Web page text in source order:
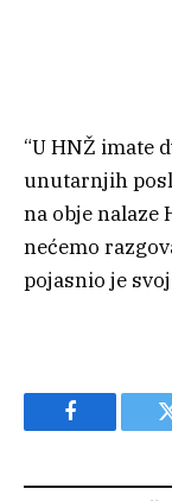
“U HNŽ imate
unutarnjih
na obje nalaze
nećemo
pojasnio je
Facebook